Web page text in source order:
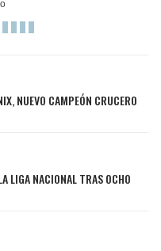
NUEVO CAMPEÓN CRUCERO
LIGA NACIONAL TRAS OCHO